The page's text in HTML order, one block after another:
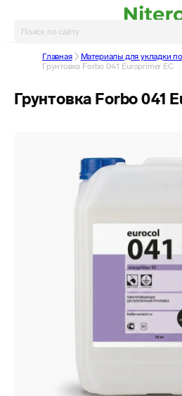
Главная Материалы для укладки
Грунтовка Forbo 041 Europrimer EС
Грунтовка Forbo 041